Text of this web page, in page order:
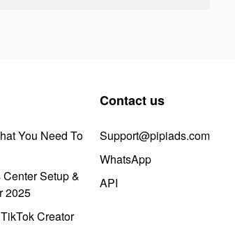
You Need To
Setup &
2025
Creator
Contact us
Support@pipiads.com
WhatsApp
API